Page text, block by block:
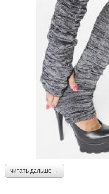
читать дальше →